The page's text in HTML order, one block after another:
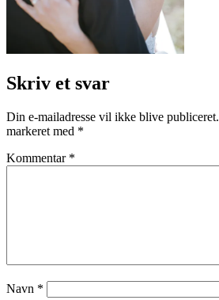
Skriv et svar
Din e-mailadresse vil ikke blive publiceret.
markeret med *
Kommentar *
Navn *